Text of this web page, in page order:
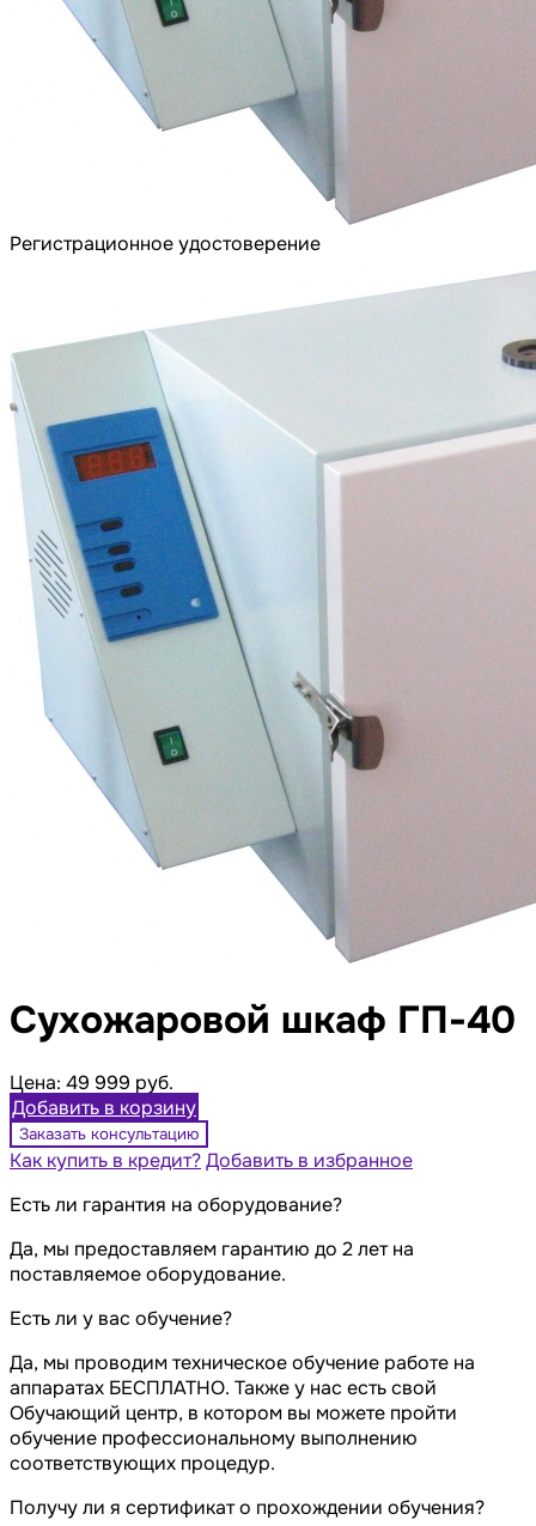
Регистрационное удостоверение
Сухожаровой шкаф ГП-40
Цена: 49 999 руб.
Добавить в корзину
Заказать консультацию
Как купить в кредит?Добавить в избранное
Есть ли гарантия на оборудование?
Да, мы предоставляем гарантию до 2 лет на
поставляемое оборудование.
Есть ли у вас обучение?
Да, мы проводим техническое обучение работе на
аппаратах БЕСПЛАТНО. Также у нас есть свой
Обучающий центр, в котором вы можете пройти
обучение профессиональному выполнению
соответствующих процедур.
Получу ли я сертификат о прохождении обучения?